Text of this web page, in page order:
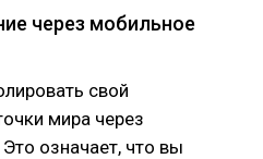
через мобильное
свой
мира через
означает, что вы